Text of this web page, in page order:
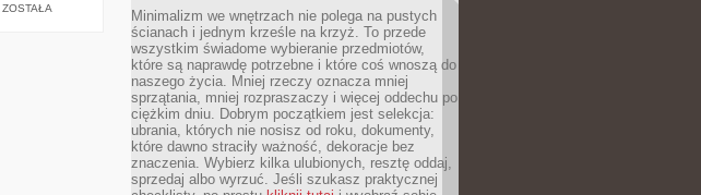
CZEKOLADKI
ZOSTAŁA
Minimalizm we wnętrzach nie polega na pustych
ścianach i jednym krześle na krzyż. To przede
wszystkim świadome wybieranie przedmiotów,
które są naprawdę potrzebne i które coś wnoszą do
naszego życia. Mniej rzeczy oznacza mniej
sprzątania, mniej rozpraszaczy i więcej oddechu po
ciężkim dniu. Dobrym początkiem jest selekcja:
ubrania, których nie nosisz od roku, dokumenty,
które dawno straciły ważność, dekoracje bez
znaczenia. Wybierz kilka ulubionych, resztę oddaj,
sprzedaj albo wyrzuć. Jeśli szukasz praktycznej